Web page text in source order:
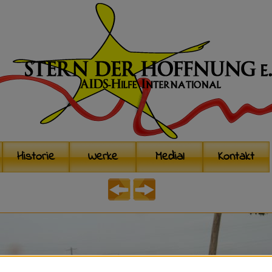
Historie Werke Medial Kontakt